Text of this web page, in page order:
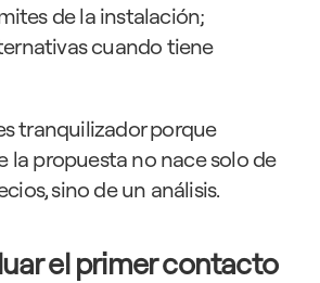
de la instalación;
cuando tiene
tranquilizador porque
la propuesta no nace solo de
sino de un análisis.
el primer contacto